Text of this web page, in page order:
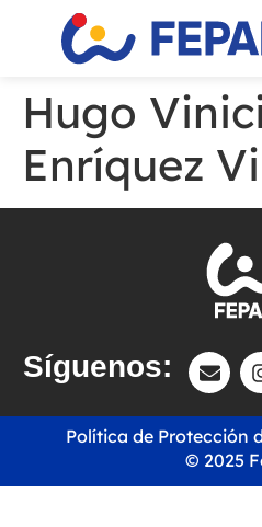
Hugo
Enríquez
Síguenos:
© 2025
Política de Protección